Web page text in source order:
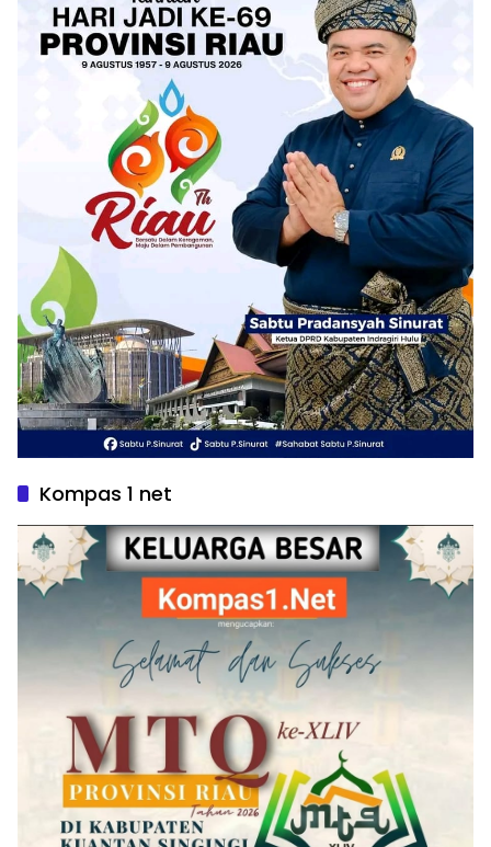
Kompas 1 net